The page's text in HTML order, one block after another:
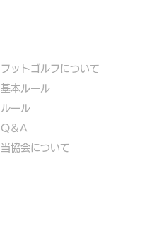
フットゴルフについて
基本ルール
ルール
Q＆A
​当協会について